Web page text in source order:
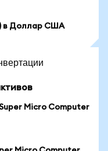
в Доллар США
Micro Computer